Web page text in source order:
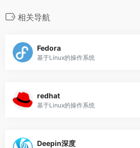
相关导航
Fedora
基于Linux的操作系统
redhat
基于Linux的操作系统
Deepin深度